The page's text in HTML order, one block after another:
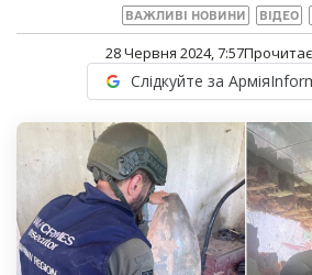
ВАЖЛИВІ НОВИНИ ВІДЕО
28 Червня 2024, 7:57
Слідкуйте за